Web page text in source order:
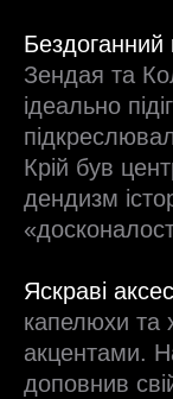
Бездоганний
Зендая та
ідеально
Крій був
дендизм
Яскраві
капелюхи та
акцентами.
доповнив